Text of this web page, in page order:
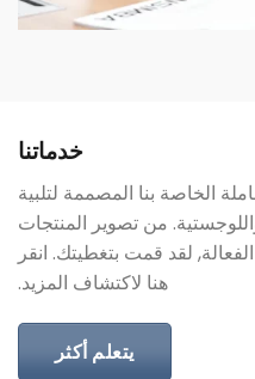
خدماتنا
الخاصة بنا المصممة لتلبية
من تصوير المنتجات
لقد قمت بتغطيتك. انقر
هنا لاكتشاف المزيد.
يتعلم أكثر